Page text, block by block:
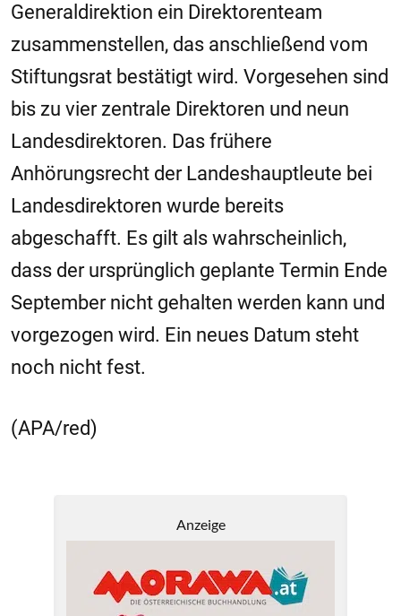
Generaldirektion ein Direktorenteam
zusammenstellen, das anschließend vom
Stiftungsrat bestätigt wird. Vorgesehen sind
bis zu vier zentrale Direktoren und neun
Landesdirektoren. Das frühere
Anhörungsrecht der Landeshauptleute bei
Landesdirektoren wurde bereits
abgeschafft. Es gilt als wahrscheinlich,
dass der ursprünglich geplante Termin Ende
September nicht gehalten werden kann und
vorgezogen wird. Ein neues Datum steht
noch nicht fest.
(APA/red)
Anzeige